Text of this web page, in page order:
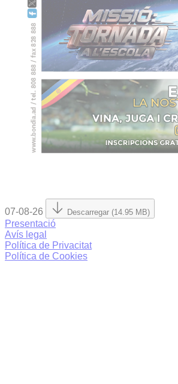
07-08-26 Descarregar (14.95 MB)
Presentació
Avís legal
Política de Privacitat
Política de Cookies